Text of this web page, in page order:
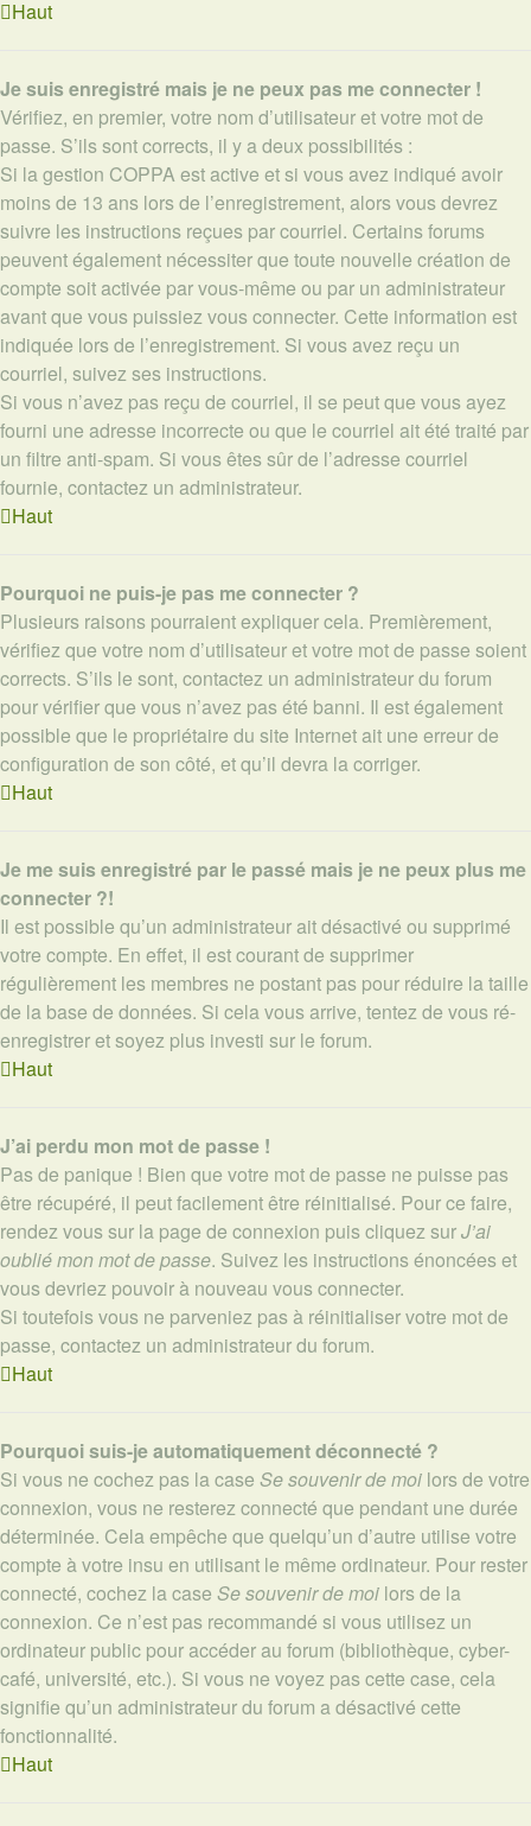
Haut
Je suis enregistré mais je ne peux pas me connecter !
Vérifiez, en premier, votre nom d’utilisateur et votre mot de
passe. S’ils sont corrects, il y a deux possibilités :
Si la gestion COPPA est active et si vous avez indiqué avoir
moins de 13 ans lors de l’enregistrement, alors vous devrez
suivre les instructions reçues par courriel. Certains forums
peuvent également nécessiter que toute nouvelle création de
compte soit activée par vous-même ou par un administrateur
avant que vous puissiez vous connecter. Cette information est
indiquée lors de l’enregistrement. Si vous avez reçu un
courriel, suivez ses instructions.
Si vous n’avez pas reçu de courriel, il se peut que vous ayez
fourni une adresse incorrecte ou que le courriel ait été traité par
un filtre anti-spam. Si vous êtes sûr de l’adresse courriel
fournie, contactez un administrateur.
Haut
Pourquoi ne puis-je pas me connecter ?
Plusieurs raisons pourraient expliquer cela. Premièrement,
vérifiez que votre nom d’utilisateur et votre mot de passe soient
corrects. S’ils le sont, contactez un administrateur du forum
pour vérifier que vous n’avez pas été banni. Il est également
possible que le propriétaire du site Internet ait une erreur de
configuration de son côté, et qu’il devra la corriger.
Haut
Je me suis enregistré par le passé mais je ne peux plus me
connecter ?!
Il est possible qu’un administrateur ait désactivé ou supprimé
votre compte. En effet, il est courant de supprimer
régulièrement les membres ne postant pas pour réduire la taille
de la base de données. Si cela vous arrive, tentez de vous ré-
enregistrer et soyez plus investi sur le forum.
Haut
J’ai perdu mon mot de passe !
Pas de panique ! Bien que votre mot de passe ne puisse pas
être récupéré, il peut facilement être réinitialisé. Pour ce faire,
rendez vous sur la page de connexion puis cliquez surJ’ai
oublié mon mot de passe. Suivez les instructions énoncées et
vous devriez pouvoir à nouveau vous connecter.
Si toutefois vous ne parveniez pas à réinitialiser votre mot de
passe, contactez un administrateur du forum.
Haut
Pourquoi suis-je automatiquement déconnecté ?
Si vous ne cochez pas la case Se souvenir de moi lors de votre
connexion, vous ne resterez connecté que pendant une durée
déterminée. Cela empêche que quelqu’un d’autre utilise votre
compte à votre insu en utilisant le même ordinateur. Pour rester
connecté, cochez la case Se souvenir de moi lors de la
connexion. Ce n’est pas recommandé si vous utilisez un
ordinateur public pour accéder au forum (bibliothèque, cyber-
café, université, etc.). Si vous ne voyez pas cette case, cela
signifie qu’un administrateur du forum a désactivé cette
fonctionnalité.
Haut